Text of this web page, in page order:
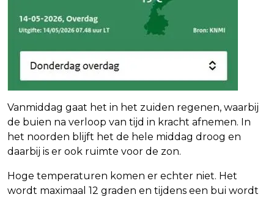
Vanmiddag gaat het in het zuiden regenen, waarbij
de buien na verloop van tijd in kracht afnemen. In
het noorden blijft het de hele middag droog en
daarbij is er ook ruimte voor de zon.
Hoge temperaturen komen er echter niet. Het
wordt maximaal 12 graden en tijdens een bui wordt